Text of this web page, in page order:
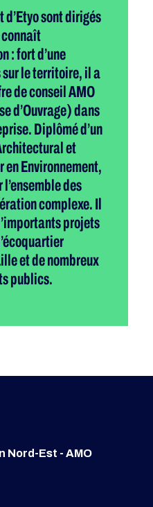
d’Etyo sont dirigés
: fort d’une
sur le territoire, il a
de conseil AMO
d’Ouvrage) dans
Diplômé d’un
et
en Environnement,
des
complexe. Il
projets
et de nombreux
publics.
Nord-Est - AMO